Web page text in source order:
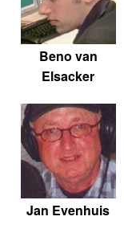
Beno van
Elsacker
Jan Evenhuis